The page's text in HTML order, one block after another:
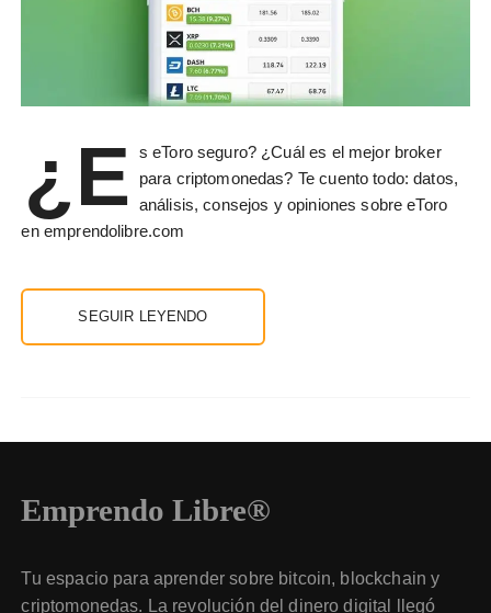
¿E
s eToro seguro? ¿Cuál es el mejor broker
para criptomonedas? Te cuento todo: datos,
análisis, consejos y opiniones sobre eToro
en emprendolibre.com
SEGUIR LEYENDO
Emprendo Libre®
Tu espacio para aprender sobre bitcoin, blockchain y
criptomonedas. La revolución del dinero digital llegó